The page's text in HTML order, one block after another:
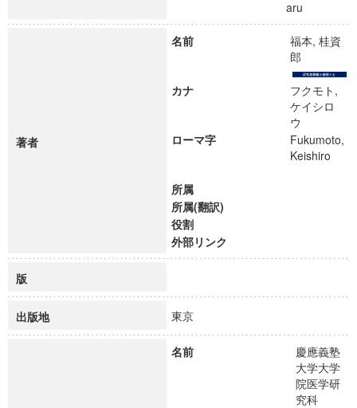
aru
著者
名前
福本, 桂資
郎
カナ
フクモト,
ケイシロ
ウ
ローマ字
Fukumoto,
Keishiro
所属
所属(翻訳)
役割
外部リンク
版
出版地 東京
名前
慶應義塾
大学大学
院医学研
究科